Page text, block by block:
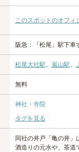
このスポットのオフィ
阪急：「松尾」駅下車
松尾大社駅、 嵐山駅、
無料
神社・寺院
タグを見る
同社の井戸「亀の井」
酒造りの元水や、茶道